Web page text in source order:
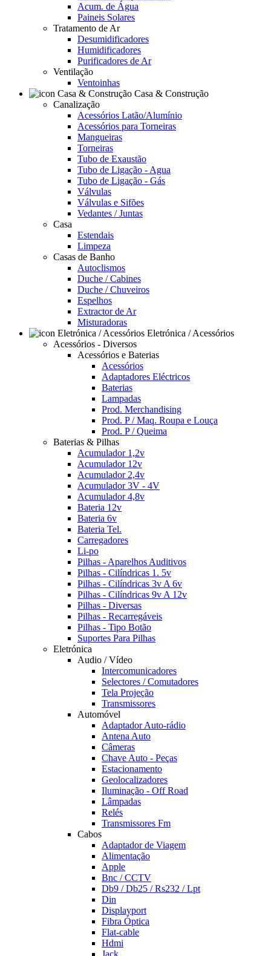
Acum. de Água
Paineis Solares
Tratamento de Ar
Desumidificadores
Humidificadores
Purificadores de Ar
Ventilação
Ventoinhas
Casa & Construção
Canalização
Acessórios Latão/Alumínio
Acessórios para Torneiras
Mangueiras
Torneiras
Tubo de Exaustão
Tubo de Ligação - Agua
Tubo de Ligação - Gás
Válvulas
Válvulas e Sifões
Vedantes / Juntas
Casa
Estendais
Limpeza
Casas de Banho
Autoclismos
Duche / Cabines
Duche / Chuveiros
Espelhos
Extractor de Ar
Misturadoras
Eletrónica / Acessórios
Acessórios - Diversos
Acessórios e Baterias
Acessórios
Adaptadores Eléctricos
Baterias
Lampadas
Prod. Merchandising
Prod. P / Maq. Roupa e Louça
Prod. P / Queima
Baterias & Pilhas
Acumulador 1,2v
Acumulador 12v
Acumulador 2,4v
Acumulador 3V - 4V
Acumulador 4,8v
Bateria 12v
Bateria 6v
Bateria Tel.
Carregadores
Li-po
Pilhas - Aparelhos Auditivos
Pilhas - Cilíndricas 1. 5v
Pilhas - Cilíndricas 3v A 6v
Pilhas - Cilíndricas 9v A 12v
Pilhas - Diversas
Pilhas - Recarregáveis
Pilhas - Tipo Botão
Suportes Para Pilhas
Eletrónica
Audio / Vídeo
Intercomunicadores
Selectores / Comutadores
Tela Projeção
Transmissores
Automóvel
Adaptador Auto-rádio
Antena Auto
Câmeras
Chave Auto - Peças
Estacionamento
Geolocalizadores
Iluminação - Off Road
Lâmpadas
Relés
Transmissores Fm
Cabos
Adaptador de Viagem
Alimentação
Apple
Bnc / CCTV
Db9 / Db25 / Rs232 / Lpt
Din
Displayport
Fibra Óptica
Flat-cable
Hdmi
Jack